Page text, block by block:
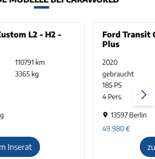
L2 - H2 -
110791 km
3365 kg
Inserat
Ford Transit
Plus
2020
gebraucht
185 PS
4 Pers.
13597 Berlin
49.980€